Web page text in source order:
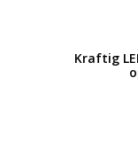
Kraftig